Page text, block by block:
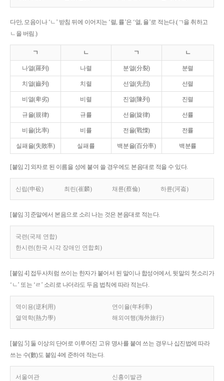
다만, 모음이나 ‘ㄴ’ 받침 뒤에 이어지는 ‘렬, 률’은 ‘열, 율’로 적는다.(ㄱ을 취하고
ㄴ을 버림.)
ㄱ ㄴ ㄱ ㄴ
나열(羅列) 나렬 분열(分裂) 분렬
치열(齒列) 치렬 선열(先烈) 선렬
비열(卑劣) 비렬 진열(陳列) 진렬
규율(規律) 규률 선율(旋律) 선률
비율(比率) 비률 전율(戰慄) 전률
실패율(失敗率) 실패률 백분율(百分率) 백분률
[붙임 2] 외자로 된 이름을 성에 붙여 쓸 경우에도 본음대로 적을 수 있다.
신립(申砬) 최린(崔麟) 채륜(蔡倫) 하륜(河崙)
[붙임 3] 준말에서 본음으로 소리 나는 것은 본음대로 적는다.
국련(국제 연합)
한시련(한국 시각 장애인 연합회)
[붙임 4] 접두사처럼 쓰이는 한자가 붙어서 된 말이나 합성어에서, 뒷말의 첫소리가
‘ㄴ’ 또는 ‘ㄹ’ 소리로 나더라도 두음 법칙에 따라 적는다.
역이용(逆利用)
연이율(年利率)
열역학(熱力學)
해외여행(海外旅行)
[붙임 5] 둘 이상의 단어로 이루어진 고유 명사를 붙여 쓰는 경우나 십진법에 따라
쓰는 수(數)도 붙임 4에 준하여 적는다.
서울여관 신흥이발관